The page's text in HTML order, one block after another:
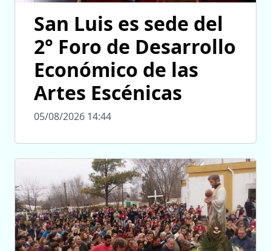
San Luis es sede del
2° Foro de Desarrollo
Económico de las
Artes Escénicas
05/08/2026 14:44